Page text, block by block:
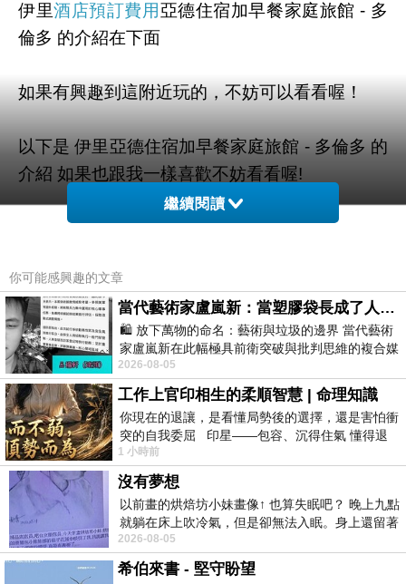
伊里酒店預訂費用亞德住宿加早餐家庭旅館 - 多
倫多 的介紹在下面
如果有興趣到這附近玩的，不妨可以看看喔！
以下是 伊里亞德住宿加早餐家庭旅館 - 多倫多 的
介紹 如果也跟我一樣喜歡不妨看看喔!
PS.若您家裡有0~4歲的小朋友，點我進入索取免
↓↓↓限量特優價格按鈕↓↓↓
繼續閱讀
你可能感興趣的文章
當代藝術家盧嵐新：當塑膠袋長成了人的模樣，我們的目光是否學會了放下偏見？
🛍️ 放下萬物的命名：藝術與垃圾的邊界 當代藝術
家盧嵐新在此幅極具前衛突破與批判思維的複合媒
材新作中，直接將被大眾定義為廢棄物
2026-08-05
工作上官印相生的柔順智慧 | 命理知識
你現在的退讓，是看懂局勢後的選擇，還是害怕衝
突的自我委屈 印星——包容、沉得住氣 懂得退
一步觀察，不會
1 小時前
沒有夢想
以前畫的烘焙坊小妹畫像↑ 也算失眠吧？ 晚上九點
就躺在床上吹冷氣，但是卻無法入眠。身上還留著
四點多跑的六公里的疲
2026-08-05
希伯來書 - 堅守盼望